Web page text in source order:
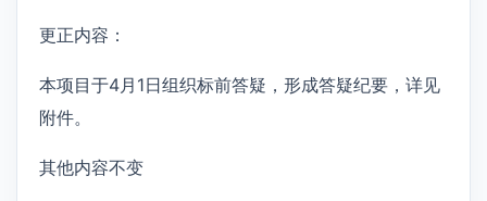
更正内容：
本项目于4月1日组织标前答疑，形成答疑纪要，详见
附件。
其他内容不变